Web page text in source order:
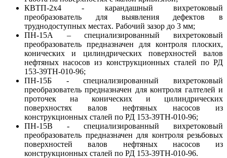
КВТП-2х4 - карандашный вихретоковый
преобразователь для выявления дефектов в
труднодоступных местах. Рабочий зазор до 3 мм;
ПН-15А – специализированный вихретоковый
преобразователь предназначен для контроля плоских,
конических и цилиндрических поверхностей валов
нефтяных насосов из конструкционных сталей по РД
153-39ТН-010-96;
ПН-15Б - специализированный вихретоковый
преобразователь предназначен для контроля галтелей и
проточек на конических и цилиндрических
поверхностях валов нефтяных насосов из
конструкционных сталей по РД 153-39ТН-010-96;
ПН-15В - специализированный вихретоковый
преобразователь предназначен для контроля резьбовых
поверхностей валов нефтяных насосов из
конструкционных сталей по РД 153-39ТН-010-96.